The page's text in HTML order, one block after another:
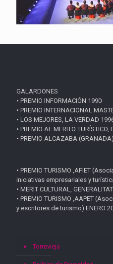
GALARDONES
• PREMIO INFORMACIÓN 1990
• PREMIO INTERNACIONAL
• LOS MEJORES, LA VERDAD
• PREMIO AL MERITO
• PREMIO ALCAZABA
• PREMIO TURISMO ,AFIET
iniciativas empresariales y
• MERIT CULTURAL,
• PREMIO TURISMO ,AAPET
y escritores de turismo) ENERO
Torrevieja